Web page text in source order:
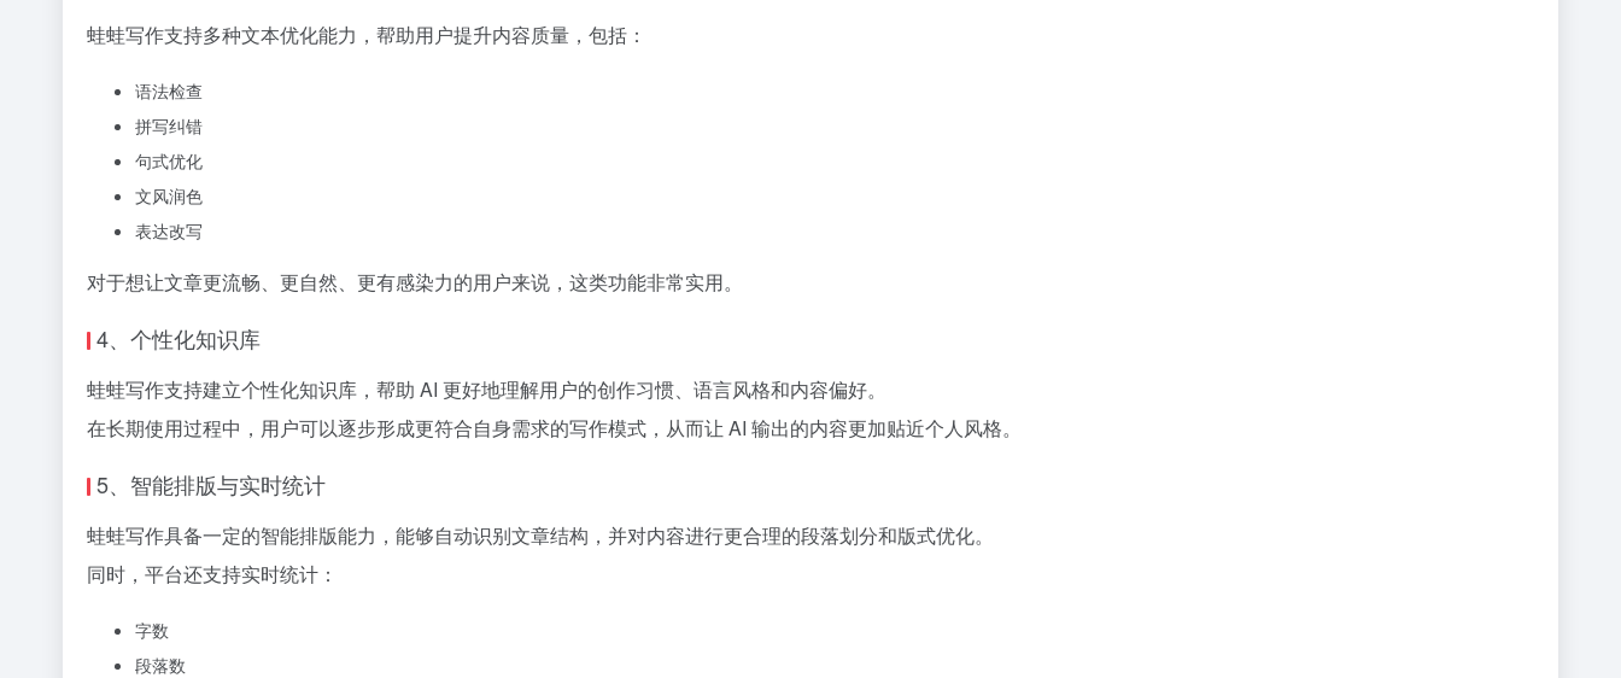
蛙蛙写作支持多种文本优化能力，帮助用户提升内容质量，包括：
语法检查
拼写纠错
句式优化
文风润色
表达改写
对于想让文章更流畅、更自然、更有感染力的用户来说，这类功能非常实用。
4、个性化知识库
蛙蛙写作支持建立个性化知识库，帮助 AI 更好地理解用户的创作习惯、语言风格和内容偏好。
在长期使用过程中，用户可以逐步形成更符合自身需求的写作模式，从而让 AI 输出的内容更加贴近个人风格。
5、智能排版与实时统计
蛙蛙写作具备一定的智能排版能力，能够自动识别文章结构，并对内容进行更合理的段落划分和版式优化。
同时，平台还支持实时统计：
字数
段落数